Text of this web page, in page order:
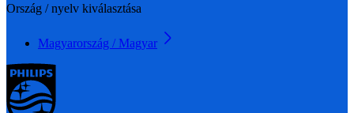
Ország / nyelv kiválasztása
Magyarország / Magyar